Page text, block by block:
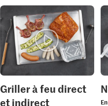
Griller à feu direct
et indirect